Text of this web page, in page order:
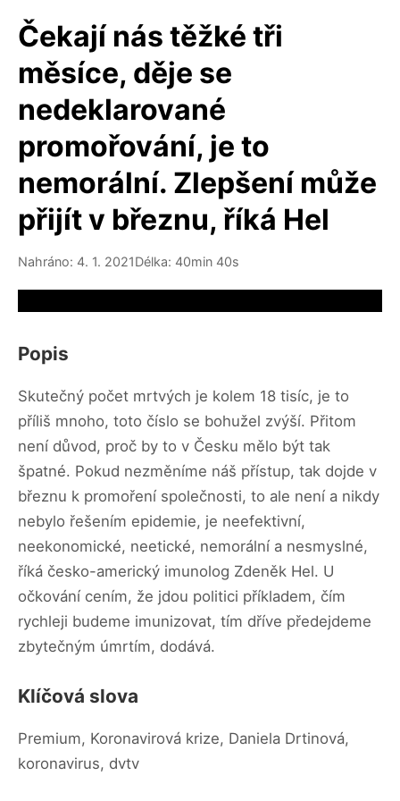
Čekají nás těžké tři
měsíce, děje se
nedeklarované
promořování, je to
nemorální. Zlepšení může
přijít v březnu, říká Hel
Nahráno: 4. 1. 2021Délka: 40min 40s
Popis
Skutečný počet mrtvých je kolem 18 tisíc, je to
příliš mnoho, toto číslo se bohužel zvýší. Přitom
není důvod, proč by to v Česku mělo být tak
špatné. Pokud nezměníme náš přístup, tak dojde v
březnu k promoření společnosti, to ale není a nikdy
nebylo řešením epidemie, je neefektivní,
neekonomické, neetické, nemorální a nesmyslné,
říká česko-americký imunolog Zdeněk Hel. U
očkování cením, že jdou politici příkladem, čím
rychleji budeme imunizovat, tím dříve předejdeme
zbytečným úmrtím, dodává.
Klíčová slova
Premium, Koronavirová krize, Daniela Drtinová,
koronavirus, dvtv